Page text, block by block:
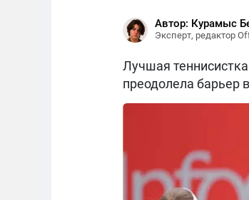
Автор: Курамыс
Эксперт, редактор
Лучшая
преодолела барьер